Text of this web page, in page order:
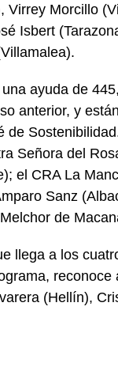
Virrey Morcillo
Isbert
ayuda de
anterior, y
de
Señora del
el CRA La
Sanz
de
llega a los
(Hellín),